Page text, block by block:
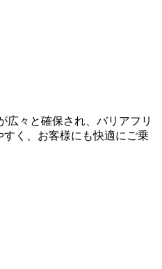
広々と確保され、バリアフリ
く、お客様にも快適にご乗